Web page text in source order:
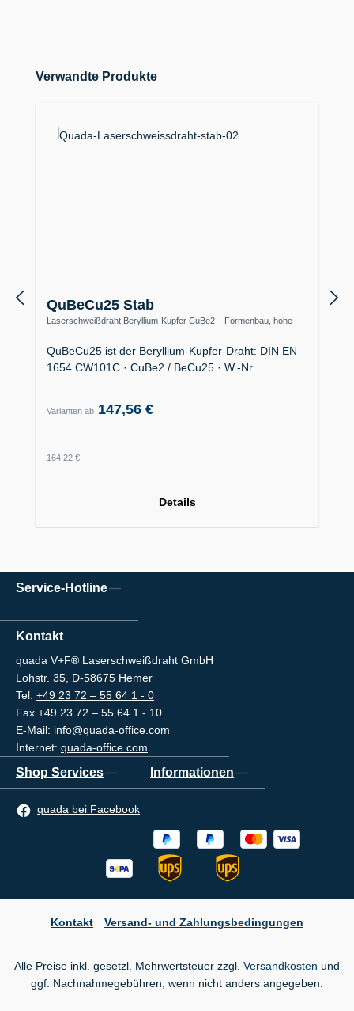
Produktgalerie überspringen
Verwandte Produkte
QuBeCu25 Stab
Laserschweißdraht Beryllium-Kupfer CuBe2 – Formenbau, hohe
QuBeCu25 ist der Beryllium-Kupfer-Draht: DIN EN
1654 CW101C · CuBe2 / BeCu25 · W.-Nr.…
Varianten ab 147,56 €
Regulärer Preis:
164,22 €
Details
Service-Hotline
Kontakt
quada V+F® Laserschweißdraht GmbH
Lohstr. 35, D-58675 Hemer
Tel. +49 23 72 – 55 64 1 - 0
Fax +49 23 72 – 55 64 1 - 10
E-Mail: info@quada-office.com
Internet: quada-office.com
Shop Services Informationen
quada bei Facebook
Kontakt Versand- und Zahlungsbedingungen
Alle Preise inkl. gesetzl. Mehrwertsteuer zzgl. Versandkosten und
ggf. Nachnahmegebühren, wenn nicht anders angegeben.